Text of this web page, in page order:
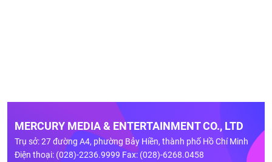
MERCURY MEDIA & ENTERTAINMENT CO., LTD
Trụ sở: 27 đường A4, phường Bảy Hiền, thành phố Hồ Chí Minh
Điện thoại: (028)-2236.9999 Fax: (028)-6268.0458